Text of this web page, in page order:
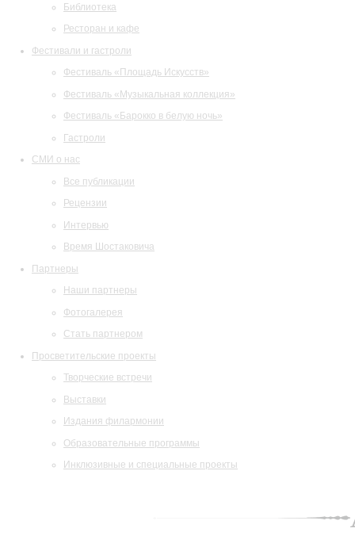
Библиотека
Ресторан и кафе
Фестивали и гастроли
Фестиваль «Площадь Искусств»
Фестиваль «Музыкальная коллекция»
Фестиваль «Барокко в белую ночь»
Гастроли
СМИ о нас
Все публикации
Рецензии
Интервью
Время Шостаковича
Партнеры
Наши партнеры
Фотогалерея
Стать партнером
Просветительские проекты
Творческие встречи
Выставки
Издания филармонии
Образовательные программы
Инклюзивные и специальные проекты